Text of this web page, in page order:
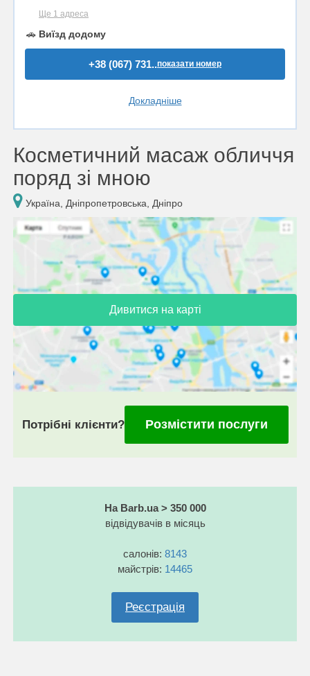
Ще 1 адреса
🚗 Виїзд додому
+38 (067) 731..показати номер
Докладніше
Косметичний масаж обличчя
поряд зі мною
Україна, Дніпропетровська, Дніпро
Дивитися на карті
Потрібні клієнти? Розмістити послуги
На Barb.ua > 350 000
відвідувачів в місяць
салонів: 8143
майстрів: 14465
Реєстрація